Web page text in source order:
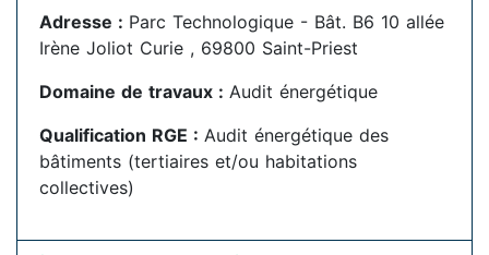
Adresse : Parc Technologique - Bât. B6 10 allée
Irène Joliot Curie , 69800 Saint-Priest
Domaine de travaux : Audit énergétique
Qualification RGE : Audit énergétique des
bâtiments (tertiaires et/ou habitations
collectives)